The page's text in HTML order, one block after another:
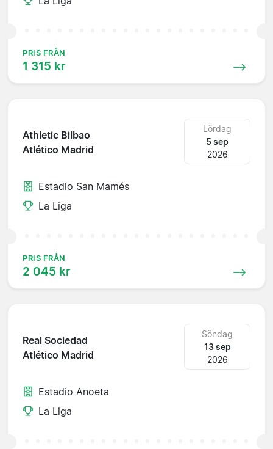
PRIS FRÅN
1 315 kr
Athletic Bilbao
Atlético Madrid
Lördag
5 sep
2026
Estadio San Mamés
La Liga
PRIS FRÅN
2 045 kr
Real Sociedad
Atlético Madrid
Söndag
13 sep
2026
Estadio Anoeta
La Liga